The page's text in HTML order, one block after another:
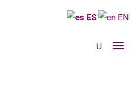
ES EN